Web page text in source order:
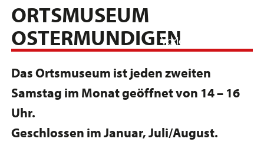
Vorlesen pausieren
ORTSMUSEUM
OSTERMUNDIGEN
Das Ortsmuseum ist jeden zweiten
Samstag im Monat geöffnet von 14 – 16
Uhr.
Geschlossen im Januar, Juli/August.